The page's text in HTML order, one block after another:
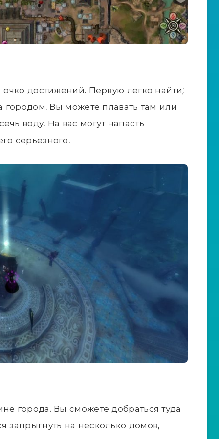
достижений. Первую легко найти;
городом. Вы можете плавать там или
воду. На вас могут напасть
серьезного.
города. Вы сможете добраться туда
запрыгнуть на несколько домов,